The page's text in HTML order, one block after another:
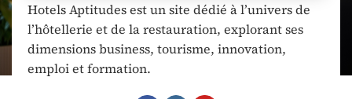
Hotels Aptitudes est un site dédié à l’univers de
l’hôtellerie et de la restauration, explorant ses
dimensions business, tourisme, innovation,
emploi et formation.